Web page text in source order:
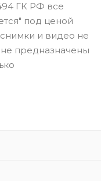
ГК РФ все
под ценой
и видео не
предназначены